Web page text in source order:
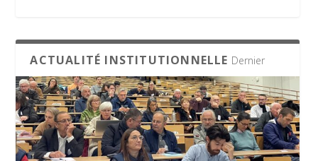
ACTUALITÉ INSTITUTIONNELLE Dernier